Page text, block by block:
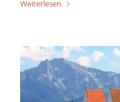
Weiterlesen